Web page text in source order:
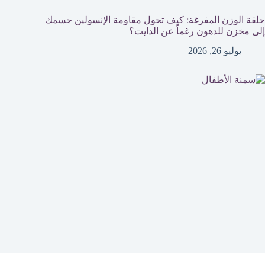
حلقة الوزن المفرغة: كيف تحول مقاومة الإنسولين جسمك
إلى مخزن للدهون رغماً عن الدايت؟
يوليو 26, 2026